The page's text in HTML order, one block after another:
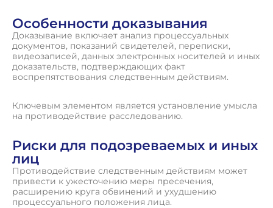
Особенности доказывания
Доказывание включает анализ процессуальных
документов, показаний свидетелей, переписки,
видеозаписей, данных электронных носителей и иных
доказательств, подтверждающих факт
воспрепятствования следственным действиям.
Ключевым элементом является установление умысла
на противодействие расследованию.
Риски для подозреваемых и иных
лиц
Противодействие следственным действиям может
привести к ужесточению меры пресечения,
расширению круга обвинений и ухудшению
процессуального положения лица.